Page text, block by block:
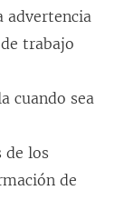
advertencia
trabajo
cuando sea
de los
de